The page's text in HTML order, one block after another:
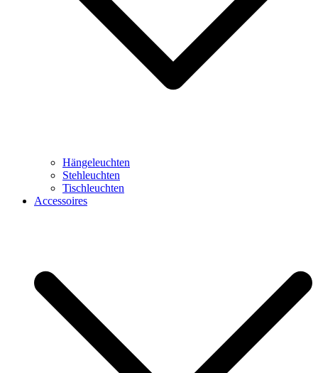
Hängeleuchten
Stehleuchten
Tischleuchten
Accessoires